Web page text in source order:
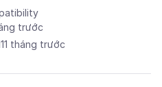
trước
11 tháng trước